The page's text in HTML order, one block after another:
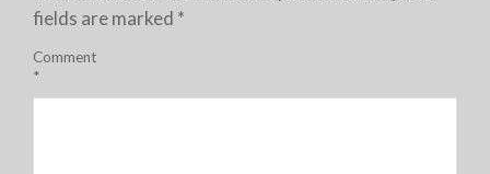
fields are marked *
Comment
*